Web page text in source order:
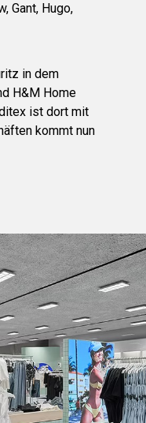
Gant, Hugo,
in dem
H&M Home
ist dort mit
kommt nun